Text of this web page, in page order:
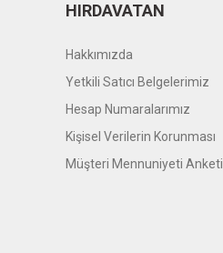
HIRDAVATAN
Hakkımızda
Yetkili Satıcı Belgelerimiz
Hesap Numaralarımız
Kişisel Verilerin Korunması
Müşteri Mennuniyeti Anketi